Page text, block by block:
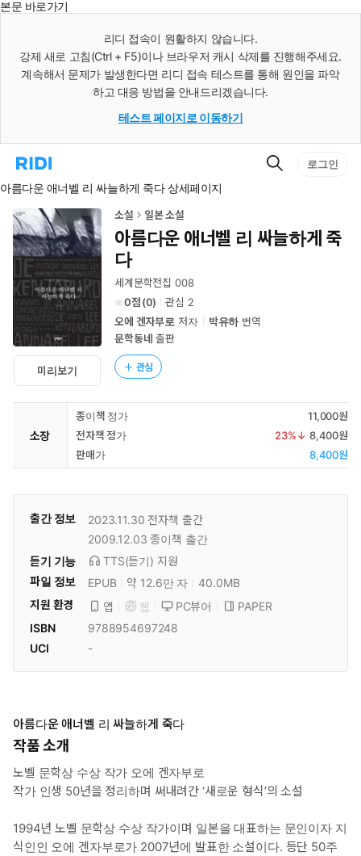
본문 바로가기
리디 접속이 원활하지 않습니다.
강제 새로 고침(Ctrl + F5)이나 브라우저 캐시 삭제를 진행해주세요.
계속해서 문제가 발생한다면 리디 접속 테스트를 통해 원인을 파악
하고 대응 방법을 안내드리겠습니다.
테스트 페이지로 이동하기
리
홈
로
이
동
검
로그인
아름다운 애너벨 리 싸늘하게 죽다 상세페이지
미리보기
소설 일본 소설
아름다운 애너벨 리 싸늘하게 죽
다
세계문학전집 008
0
(0) 관심 2
오에 겐자부로 저자 박유하번역
문학동네 출판
관심
소장
종이책 정가
11,000원
전자책 정가
23%↓ 8,400원
판매가
8,400원
출간 정보 2023.11.30 전자책 출간
2009.12.03 종이책 출간
듣기 기능
TTS(듣기) 지원
파일 정보
EPUB 약 12.6만 자
40.0MB
지원 환경
앱 웹 PC뷰어
PAPER
ISBN
9788954697248
UCI
-
아름다운 애너벨 리 싸늘하게 죽다
작품 소개
노벨 문학상 수상 작가 오에 겐자부로
작가 인생 50년을 정리하며 써내려간 ‘새로운 형식’의 소설
1994년 노벨 문학상 수상 작가이며 일본을 대표하는 문인이자 지
식인인 오에 겐자부로가 2007년에 발표한 소설이다. 등단 50주